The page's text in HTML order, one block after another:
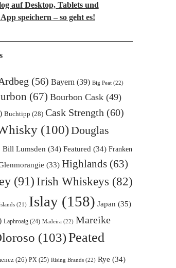
auf Desktop, Tablets und
speichern – so geht es!
(56) Bayern(39) Big Peat(22)
(67) Bourbon Cask(49)
Buchtipp (28) Cask Strength (60)
(100)Douglas
Bill Lumsden (34) Featured (34) Franken
(33) Highlands(63)
(91) Irish Whiskeys (82)
(21) Islay(158) Japan (35)
Laphroaig(24) Madeira(22) Mareike
(103)Peated
(26) PX(25) Rising Brands(22) Rye (34)